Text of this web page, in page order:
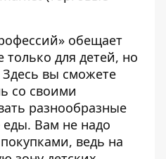
обещает
для детей, но
вы сможете
со своими
разнообразные
Вам не надо
ведь на